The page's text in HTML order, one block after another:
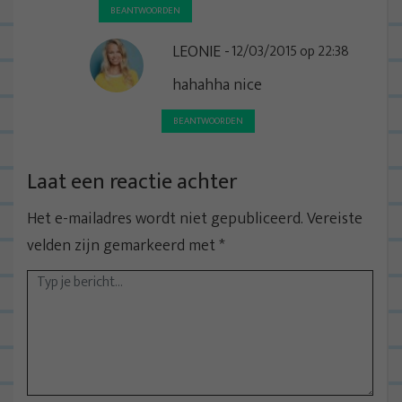
BEANTWOORDEN
LEONIE 12/03/2015 op 22:38
hahahha nice
BEANTWOORDEN
Laat een reactie achter
Het e-mailadres wordt niet gepubliceerd.Vereiste
velden zijn gemarkeerd met*